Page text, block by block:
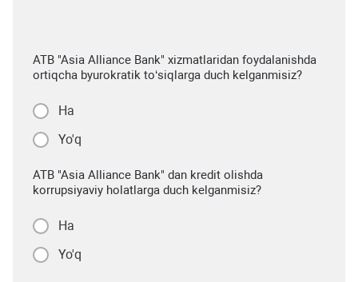
ATB "Asia Alliance Bank" xizmatlaridan foydalanishda
ortiqcha byurokratik to‘siqlarga duch kelganmisiz?
Ha
Yo'q
ATB "Asia Alliance Bank" dan kredit olishda
korrupsiyaviy holatlarga duch kelganmisiz?
Ha
Yo'q